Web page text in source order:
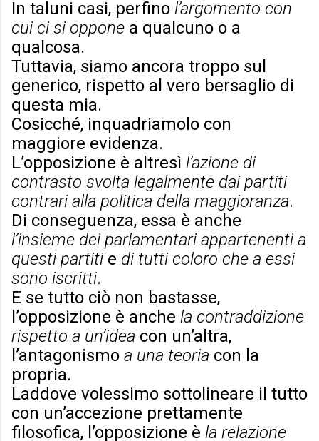
In taluni casi, perfino l’argomento con
cui ci si oppone a qualcuno o a
qualcosa.
Tuttavia, siamo ancora troppo sul
generico, rispetto al vero bersaglio di
questa mia.
Cosicché, inquadriamolo con
maggiore evidenza.
L’opposizione è altresì l’azione di
contrasto svolta legalmente dai partiti
contrari alla politica della maggioranza.
Di conseguenza, essa è anche
l’insieme dei parlamentari appartenenti a
questi partitie di tutti coloro che a essi
sono iscritti.
E se tutto ciò non bastasse,
l’opposizione è anche la contraddizione
rispetto a un’idea con un’altra,
l’antagonismo a una teoria con la
propria.
Laddove volessimo sottolineare il tutto
con un’accezione prettamente
filosofica, l’opposizione è la relazione